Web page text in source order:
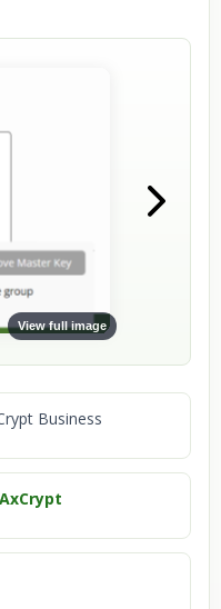
View full image
Business